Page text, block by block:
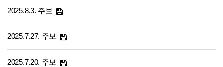
2025.8.3. 주보
2025.7.27. 주보
2025.7.20. 주보